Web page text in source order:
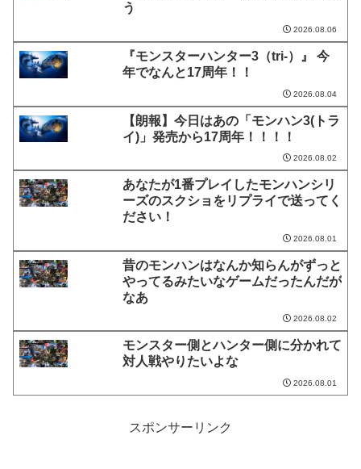
う
2026.08.06
『モンスターハンター3（tri-）』 今
年でなんと17周年！！
2026.08.04
【朗報】今日はあの「モンハン3(トラ
イ)」発売から17周年！！！！
2026.08.02
あなたが1番プレイしたモンハンシリ
ーズのスクショをリプライで送ってく
ださい！
2026.08.01
昔のモンハンはなんか知らんがずっと
やってるみたいなゲームだったんだが
なあ
2026.08.02
モンスター側とハンター側に分かれて
対人戦やりたいよな
2026.08.01
スポンサーリンク